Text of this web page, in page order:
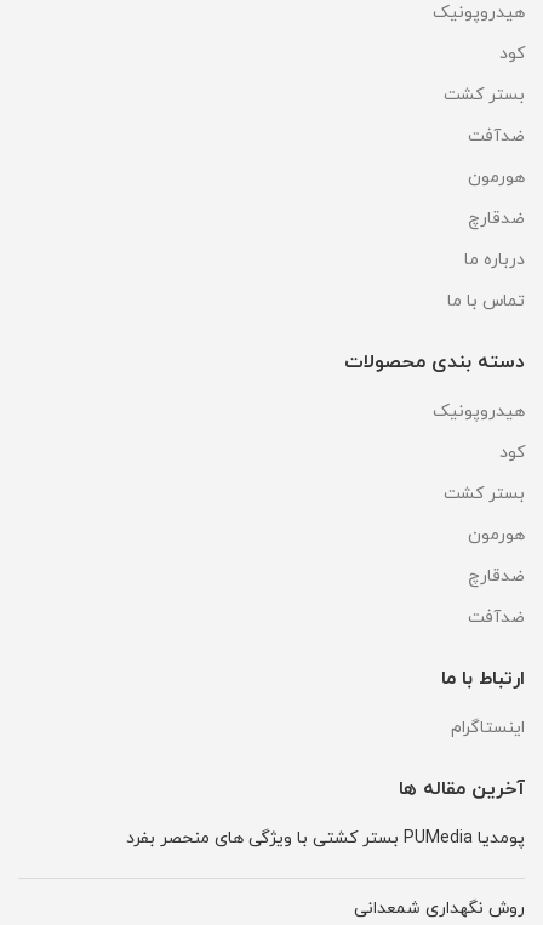
هیدروپونیک
کود
بستر کشت
ضدآفت
هورمون
ضدقارچ
درباره ما
تماس با ما
دسته بندی محصولات
هیدروپونیک
کود
بستر کشت
هورمون
ضدقارچ
ضدآفت
ارتباط با ما
اینستاگرام
آخرین مقاله ها
پومدیا PUMedia بستر کشتی با ویژگی های منحصر بفرد
روش نگهداری شمعدانی